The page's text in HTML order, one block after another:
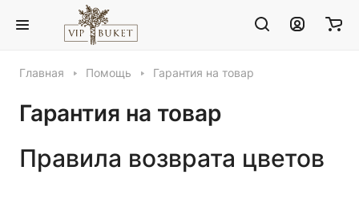
Главная Помощь Гарантия на товар
Гарантия на товар
Правила возврата цветов